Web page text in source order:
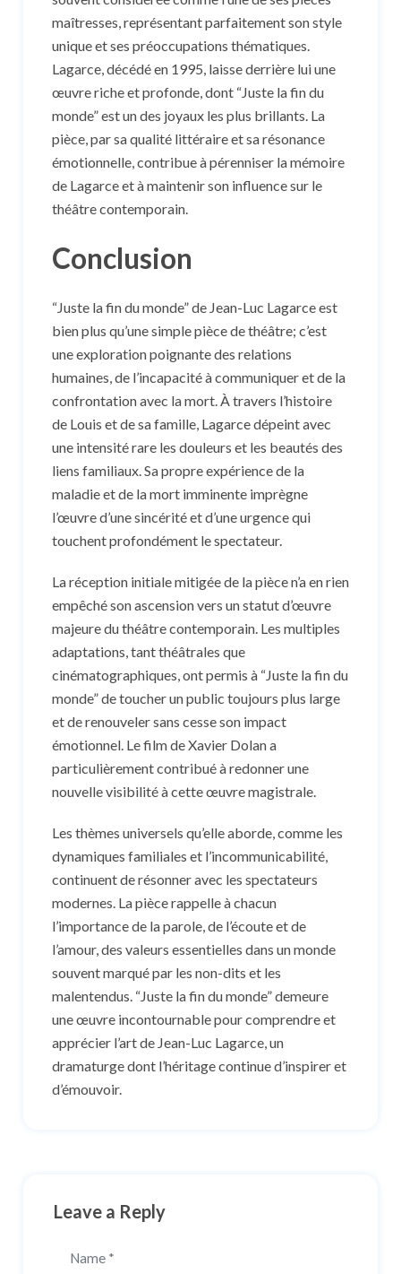
maîtresses, représentant parfaitement son style
unique et ses préoccupations thématiques.
Lagarce, décédé en 1995, laisse derrière lui une
œuvre riche et profonde, dont “Juste la fin du
monde” est un des joyaux les plus brillants. La
pièce, par sa qualité littéraire et sa résonance
émotionnelle, contribue à pérenniser la mémoire
de Lagarce et à maintenir son influence sur le
théâtre contemporain.
Conclusion
“Juste la fin du monde” de Jean-Luc Lagarce est
bien plus qu’une simple pièce de théâtre; c’est
une exploration poignante des relations
humaines, de l’incapacité à communiquer et de la
confrontation avec la mort. À travers l’histoire
de Louis et de sa famille, Lagarce dépeint avec
une intensité rare les douleurs et les beautés des
liens familiaux. Sa propre expérience de la
maladie et de la mort imminente imprègne
l’œuvre d’une sincérité et d’une urgence qui
touchent profondément le spectateur.
La réception initiale mitigée de la pièce n’a en rien
empêché son ascension vers un statut d’œuvre
majeure du théâtre contemporain. Les multiples
adaptations, tant théâtrales que
cinématographiques, ont permis à “Juste la fin du
monde” de toucher un public toujours plus large
et de renouveler sans cesse son impact
émotionnel. Le film de Xavier Dolan a
particulièrement contribué à redonner une
nouvelle visibilité à cette œuvre magistrale.
Les thèmes universels qu’elle aborde, comme les
dynamiques familiales et l’incommunicabilité,
continuent de résonner avec les spectateurs
modernes. La pièce rappelle à chacun
l’importance de la parole, de l’écoute et de
l’amour, des valeurs essentielles dans un monde
souvent marqué par les non-dits et les
malentendus. “Juste la fin du monde” demeure
une œuvre incontournable pour comprendre et
apprécier l’art de Jean-Luc Lagarce, un
dramaturge dont l’héritage continue d’inspirer et
d’émouvoir.
Leave a Reply